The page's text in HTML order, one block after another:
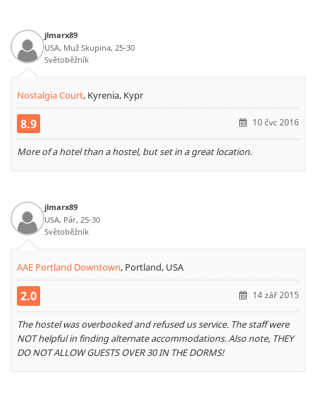
jlmarx89
USA, Muž Skupina, 25-30
Světoběžník
Nostalgia Court, Kyrenia, Kypr
8.9 10 čvc 2016
More of a hotel than a hostel, but set in a great location.
jlmarx89
USA, Pár, 25-30
Světoběžník
AAE Portland Downtown, Portland, USA
2.0 14 zář 2015
The hostel was overbooked and refused us service. The staff were
NOT helpful in finding alternate accommodations. Also note, THEY
DO NOT ALLOW GUESTS OVER 30 IN THE DORMS!